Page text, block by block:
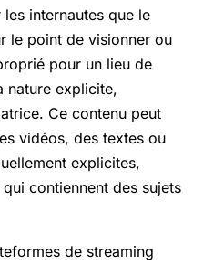
internautes que le
le point de visionner ou
pour un lieu de
nature explicite,
Ce contenu peut
vidéos, des textes ou
explicites,
contiennent des sujets
de streaming